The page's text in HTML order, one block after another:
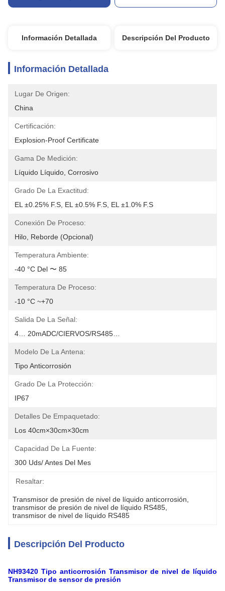
Información Detallada Descripción Del Producto
Información Detallada
Lugar De Origen:
China
Certificación:
Explosion-Proof Certificate
Gama De Medición:
Líquido Líquido, Corrosivo
Grado De La Exactitud:
EL ±0.25% F.S, EL ±0.5% F.S, EL ±1.0% F.S
Conexión De Proceso:
Hilo, Reborde (opcional)
Temperatura Ambiente:
-40 °C Del 〜 85
Temperatura De Proceso:
-10 °C ~+70
Salida De La Señal:
4… 20mADC/CIERVOS/RS485…
Modelo De La Antena:
Tipo Anticorrosión
Grado De La Protección:
IP67
Detalles De Empaquetado:
Los 40cm×30cm×30cm
Capacidad De La Fuente:
300 Uds/ Antes Del Mes
Resaltar:
Transmisor de presión de nivel de líquido anticorrosión
transmisor de presión de nivel de líquido RS485
transmisor de nivel de líquido RS485
Descripción Del Producto
NH93420 Tipo anticorrosión Transmisor de nivel de líquido
Transmisor de sensor de presión